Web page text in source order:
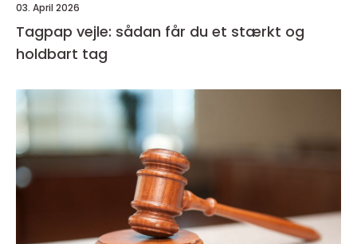
03. April 2026
Tagpap vejle: sådan får du et stærkt og
holdbart tag